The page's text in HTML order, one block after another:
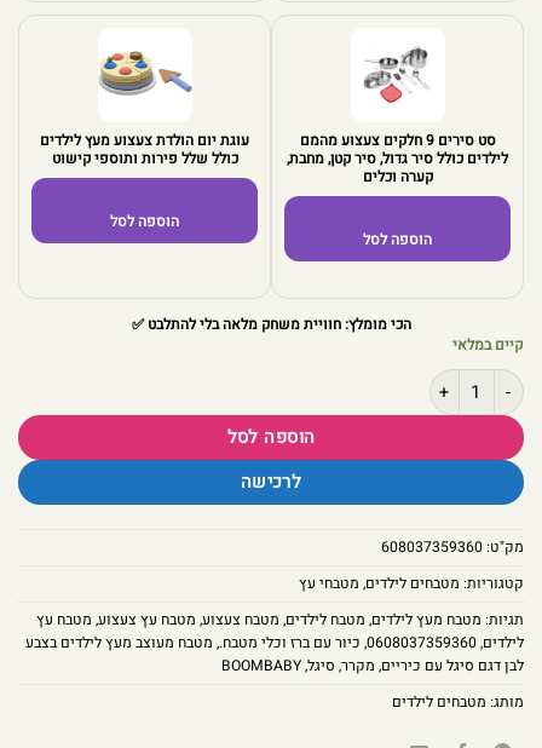
סט סירים 9 חלקים צעצוע מהמם
לילדים כולל סיר גדול, סיר קטן, מחבת,
קערה וכלים
הוספה לסל
עוגת יום הולדת צעצוע מעץ לילדים
כולל שלל פירות ותוספי קישוט
הוספה לסל
הכי מומלץ: חוויית משחק מלאה בלי להתלבט ✅
קיים במלאי
כמות של מטבח מעוצב מעץ לילדים בצבע לבן דגם סיגל עם כיריים, מיקרוגל,
הוספה לסל
לרכישה
מק"ט:608037359360
קטגוריות: מטבחים לילדים, מטבחי עץ
תגיות: מטבח מעץ לילדים, מטבח לילדים, מטבח צעצוע, מטבח עץ צעצוע, מטבח עץ
לילדים,
0608037359360
, כיור עם ברז וכלי מטבח., מטבח מעוצב מעץ לילדים בצבע
לבן דגם סיגל עם כיריים, מקרר, סיגל,
BOOMBABY
מותג: מטבחים לילדים